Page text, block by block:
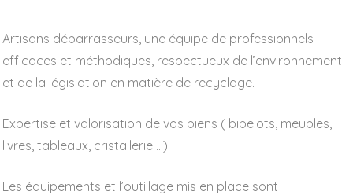
Artisans débarrasseurs, une équipe de professionnels
efficaces et méthodiques, respectueux de l’environnement
et de la législation en matière de recyclage.
Expertise et valorisation de vos biens ( bibelots, meubles,
livres, tableaux, cristallerie …)
Les équipements et l’outillage mis en place sont